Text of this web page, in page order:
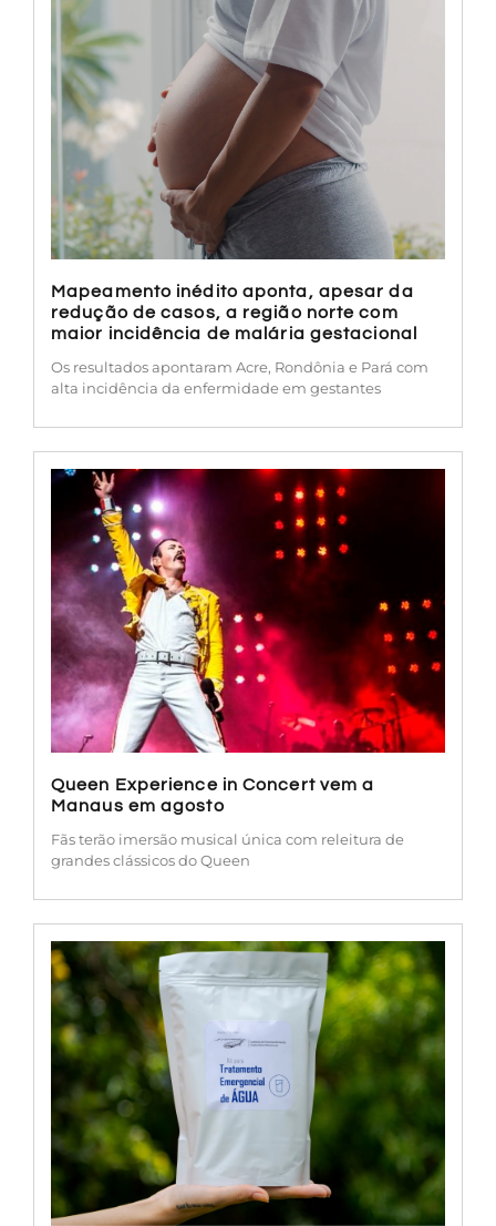
Mapeamento inédito aponta, apesar da
redução de casos, a região norte com
maior incidência de malária gestacional
Os resultados apontaram Acre, Rondônia e Pará com
alta incidência da enfermidade em gestantes
Queen Experience in Concert vem a
Manaus em agosto
Fãs terão imersão musical única com releitura de
grandes clássicos do Queen